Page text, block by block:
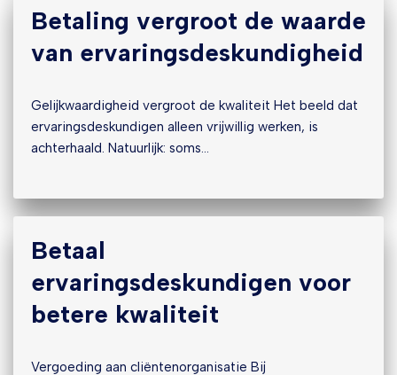
Betaling vergroot de waarde
van ervaringsdeskundigheid
Gelijkwaardigheid vergroot de kwaliteit Het beeld dat
ervaringsdeskundigen alleen vrijwillig werken, is
achterhaald. Natuurlijk: soms…
Betaal
ervaringsdeskundigen voor
betere kwaliteit
Vergoeding aan cliëntenorganisatie Bij